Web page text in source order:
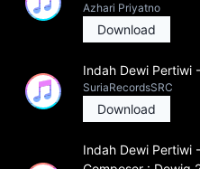
Azhari Priyatno
Download
Indah Dewi Pertiwi
SuriaRecordsSRC
Download
Indah Dewi Pertiwi